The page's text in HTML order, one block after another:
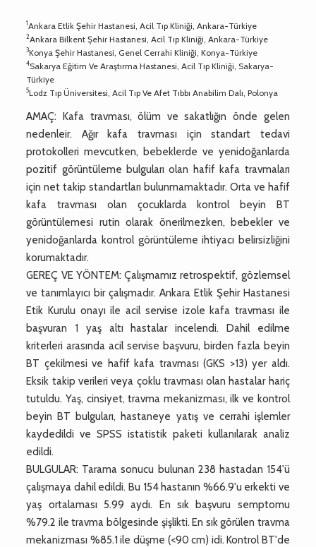
1Ankara Etlik Şehir Hastanesi, Acil Tıp Kliniği, Ankara-Türkiye
2Ankara Bilkent Şehir Hastanesi, Acil Tıp Kliniği, Ankara-Türkiye
3Konya Şehir Hastanesi, Genel Cerrahi Kliniği, Konya-Türkiye
4Sakarya Eğitim Ve Araştırma Hastanesi, Acil Tıp Kliniği, Sakarya-
Türkiye
5Lodz Tıp Üniversitesi, Acil Tıp Ve Afet Tıbbı Anabilim Dalı, Polonya
AMAÇ: Kafa travması, ölüm ve sakatlığın önde gelen
nedenleir. Ağır kafa travması için standart tedavi
protokolleri mevcutken, bebeklerde ve yenidoğanlarda
pozitif görüntüleme bulguları olan hafif kafa travmaları
için net takip standartları bulunmamaktadır. Orta ve hafif
kafa travması olan çocuklarda kontrol beyin BT
görüntülemesi rutin olarak önerilmezken, bebekler ve
yenidoğanlarda kontrol görüntüleme ihtiyacı belirsizliğini
korumaktadır.
GEREÇ VE YÖNTEM: Çalışmamız retrospektif, gözlemsel
ve tanımlayıcı bir çalışmadır. Ankara Etlik Şehir Hastanesi
Etik Kurulu onayı ile acil servise izole kafa travması ile
başvuran 1 yaş altı hastalar incelendi. Dahil edilme
kriterleri arasında acil servise başvuru, birden fazla beyin
BT çekilmesi ve hafif kafa travması (GKS >13) yer aldı.
Eksik takip verileri veya çoklu travması olan hastalar hariç
tutuldu. Yaş, cinsiyet, travma mekanizması, ilk ve kontrol
beyin BT bulguları, hastaneye yatış ve cerrahi işlemler
kaydedildi ve SPSS istatistik paketi kullanılarak analiz
edildi.
BULGULAR: Tarama sonucu bulunan 238 hastadan 154'ü
çalışmaya dahil edildi. Bu 154 hastanın %66.9'u erkekti ve
yaş ortalaması 5.99 aydı. En sık başvuru semptomu
%79.2 ile travma bölgesinde şişlikti. En sık görülen travma
mekanizması %85.1 ile düşme (<90 cm) idi. Kontrol BT'de